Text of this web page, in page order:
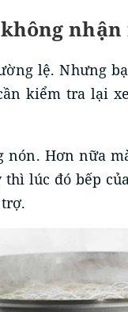
lệ. Nhưng
kiểm tra lại
Hơn nữa
lúc đó bếp